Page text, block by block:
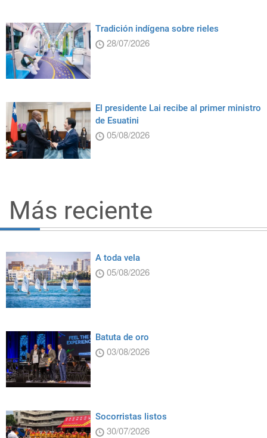
Tradición indígena sobre rieles
28/07/2026
El presidente Lai recibe al primer ministro
de Esuatini
05/08/2026
Más reciente
A toda vela
05/08/2026
Batuta de oro
03/08/2026
Socorristas listos
30/07/2026